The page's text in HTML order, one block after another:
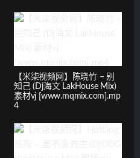
【米柒视频网】陈晓竹 – 别
知己 (Dj海文 LakHouse Mix)
素材vj [www.mqmix.com].mp
4